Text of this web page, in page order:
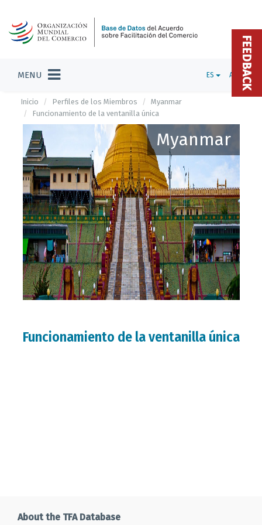
MENU ES ADMIN
Inicio Perfiles de los Miembros
Myanmar
Funcionamiento de la ventanilla única
Myanmar
Funcionamiento de la ventanilla única
About the TFA Database
FEEDBACK